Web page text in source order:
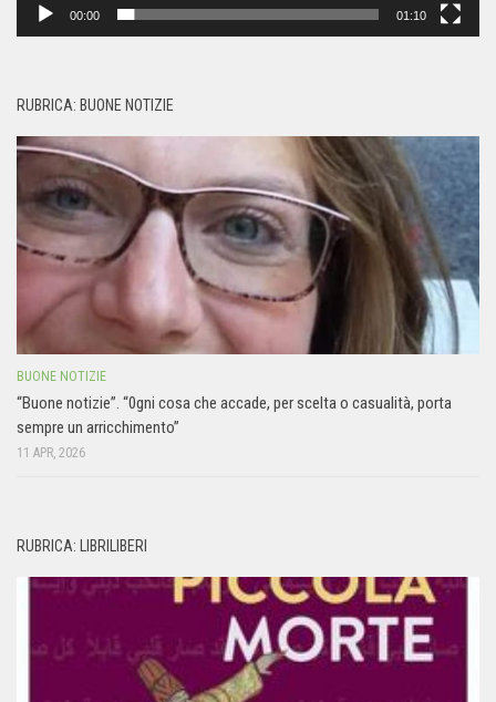
00:00 01:10
RUBRICA: BUONE NOTIZIE
BUONE NOTIZIE
“Buone notizie”. “0gni cosa che accade, per scelta o casualità, porta
sempre un arricchimento”
11 APR, 2026
RUBRICA: LIBRILIBERI